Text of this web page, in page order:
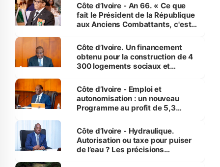
Côte d’Ivoire - An 66. « Ce que
fait le Président de la République
aux Anciens Combattants, c'est
Côte d’Ivoire. Un financement
obtenu pour la construction de 4
300 logements sociaux et
et Yamoussoukro
Côte d’Ivoire - Emploi et
autonomisation : un nouveau
Programme au profit de 5,3
Côte d’Ivoire - Hydraulique.
Autorisation ou taxe pour puiser
de l’eau ? Les précisions